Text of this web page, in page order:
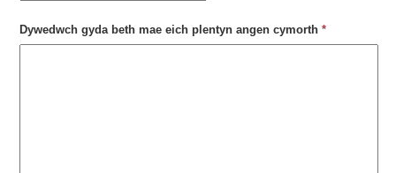
Dywedwch gyda beth mae eich plentyn angen cymorth *